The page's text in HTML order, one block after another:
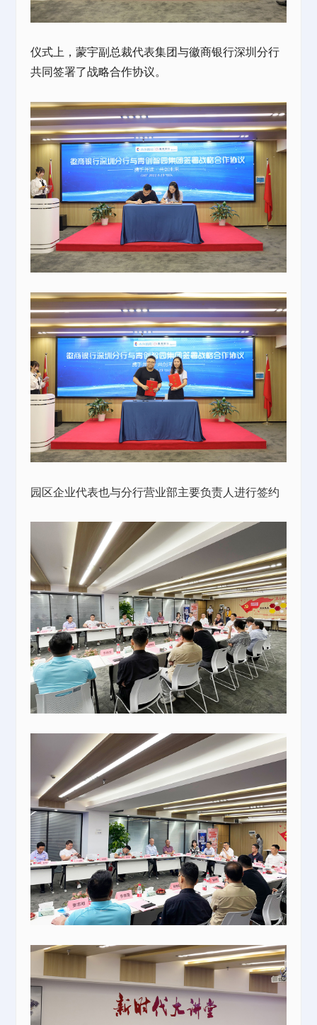
仪式上，蒙宇副总裁代表集团与徽商银行深圳分行
共同签署了战略合作协议。
园区企业代表也与分行营业部主要负责人进行签约